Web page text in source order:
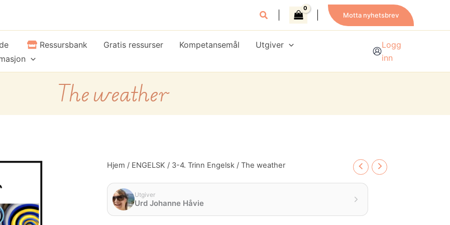
Motta nyhetsbrev
Ressursbank Gratis ressurser Kompetansemål
Utgiver
Logg
inn
The weather
Hjem / ENGELSK / 3-4. Trinn Engelsk / The weather
Utgiver
Urd Johanne Håvie
The
antall